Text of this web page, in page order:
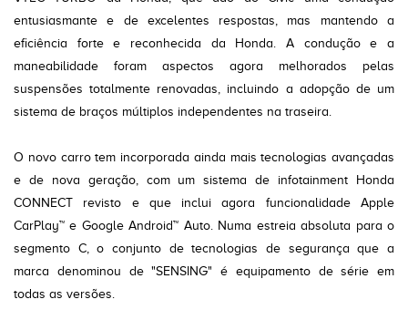
entusiasmante e de excelentes respostas, mas mantendo a
eficiência forte e reconhecida da Honda. A condução e a
maneabilidade foram aspectos agora melhorados pelas
suspensões totalmente renovadas, incluindo a adopção de um
sistema de braços múltiplos independentes na traseira.
O novo carro tem incorporada ainda mais tecnologias avançadas
e de nova geração, com um sistema de infotainment Honda
CONNECT revisto e que inclui agora funcionalidade Apple
CarPlay™ e Google Android™ Auto. Numa estreia absoluta para o
segmento C, o conjunto de tecnologias de segurança que a
marca denominou de "SENSING" é equipamento de série em
todas as versões.